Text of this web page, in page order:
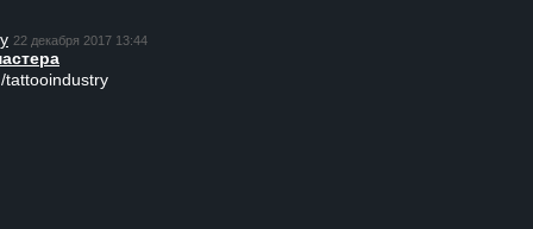
22 декабря 2017 13:44
tattooindustry